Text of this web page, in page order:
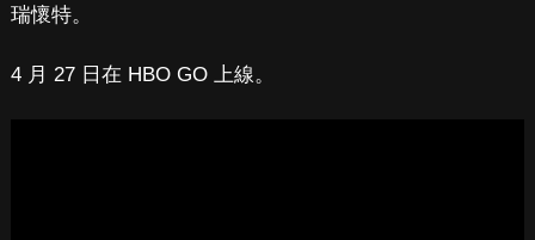
瑞懷特。
4 月 27 日在 HBO GO 上線。